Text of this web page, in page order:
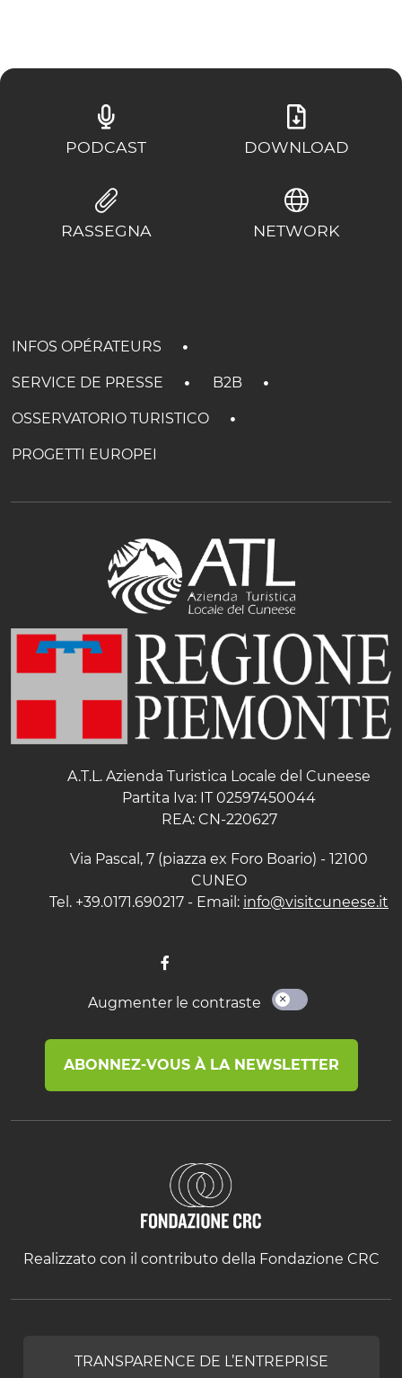
PODCAST DOWNLOAD
RASSEGNA NETWORK
INFOS OPÉRATEURS
SERVICE DE PRESSE B2B
OSSERVATORIO TURISTICO
PROGETTI EUROPEI
A.T.L. Azienda Turistica Locale del Cuneese
Partita Iva: IT 02597450044
REA: CN-220627
Via Pascal, 7 (piazza ex Foro Boario) - 12100
CUNEO
Tel. +39.0171.690217 - Email: info@visitcuneese.it
Augmenter le contraste
ABONNEZ-VOUS À LA NEWSLETTER
Realizzato con il contributo della Fondazione CRC
TRANSPARENCE DE L’ENTREPRISE